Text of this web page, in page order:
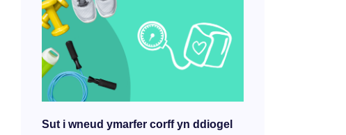
Sut i wneud ymarfer corff yn ddiogel